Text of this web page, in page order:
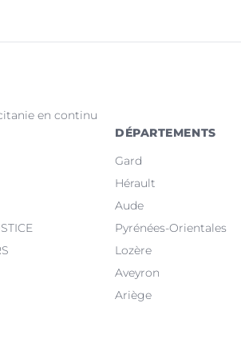
en continu
DÉPARTEMENTS
Gard
Hérault
Aude
Pyrénées-Orientales
Lozère
Aveyron
Ariège